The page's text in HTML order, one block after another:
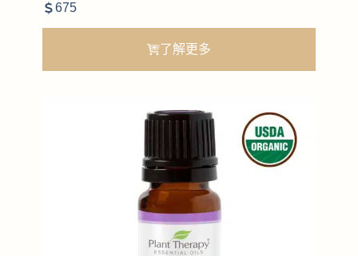
675
了解更多